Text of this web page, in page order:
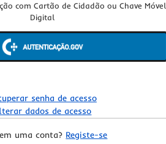
com Cartão de Cidadão ou Chave Móvel
Digital
senha de acesso
dados de acesso
uma conta? Registe-se